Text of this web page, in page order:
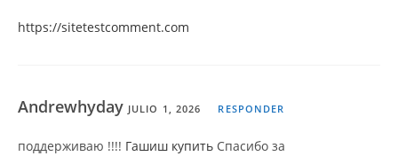
https://sitetestcomment.com
Andrewhyday JULIO 1, 2026 RESPONDER
поддерживаю !!!! Гашиш купить Спасибо за